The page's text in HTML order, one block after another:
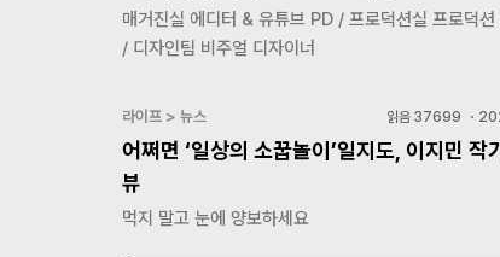
매거진실 에디터 & 유튜브 PD / 프로덕션실 프로덕션
/ 디자인팀 비주얼 디자이너
라이프 > 뉴스 읽음 37699 ・
어쩌면 ‘일상의 소꿉놀이’일지도, 이지민 작
뷰
먹지 말고 눈에 양보하세요